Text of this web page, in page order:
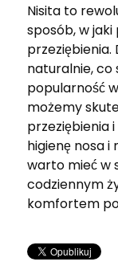
Nisita to
sposób, w
przeziębienia.
naturalnie, co
popularność
możemy
przeziębienia
higienę nosa i
warto mieć w
codziennym
komfortem